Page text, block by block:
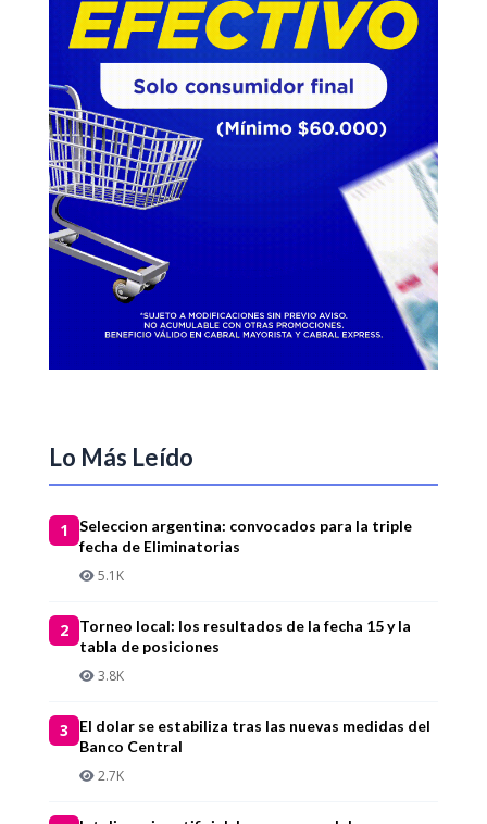
Lo Más Leído
1
Seleccion argentina: convocados para la triple
fecha de Eliminatorias
5.1K
2
Torneo local: los resultados de la fecha 15 y la
tabla de posiciones
3.8K
3
El dolar se estabiliza tras las nuevas medidas del
Banco Central
2.7K